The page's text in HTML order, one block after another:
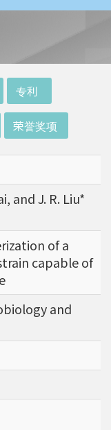
专利
荣誉奖项
and J. R. Liu*
of a
capable of
and